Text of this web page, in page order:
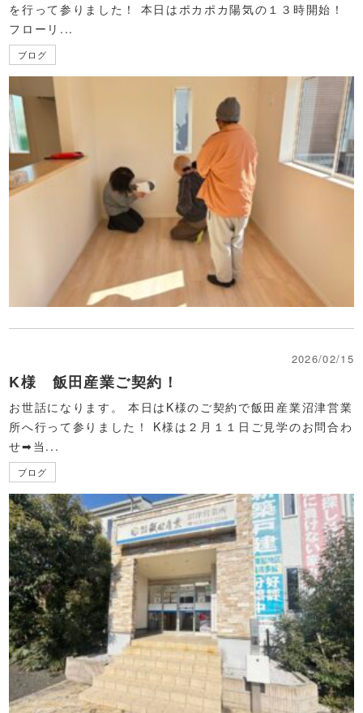
を行って参りました！ 本日はポカポカ陽気の１３時開始！
フローリ...
ブログ
2026/02/15
K様 飯田産業ご契約！
お世話になります。 本日はK様のご契約で飯田産業沼津営業
所へ行って参りました！ K様は２月１１日ご見学のお問合わ
せ➡当...
ブログ